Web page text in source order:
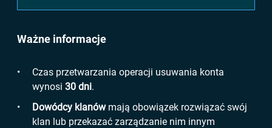
Ważne informacje
Czas przetwarzania operacji usuwania konta
wynosi 30 dni.
Dowódcy klanówmają obowiązek rozwiązać swój
klan lub przekazać zarządzanie nim innym